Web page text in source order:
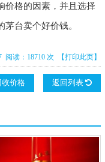
价格的因素，并且选择
台卖个好价钱。
阅读：18710 次 【打印此页】
收价格 返回列表